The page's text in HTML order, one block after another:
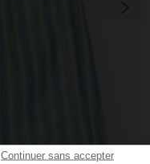
Continuer sans accepter